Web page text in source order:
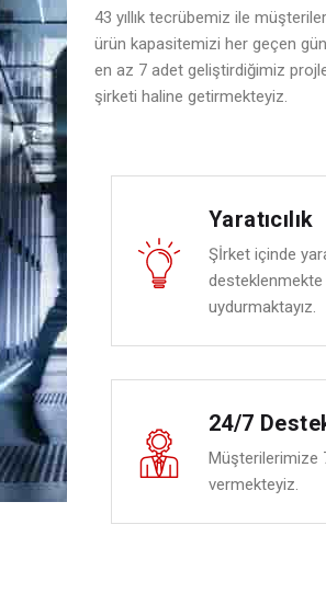
43 yıllık tecrübemiz ile
ürün kapasitemizi her geçen
en az 7 adet geliştirdiğimiz
şirketi haline getirmekteyiz.
Yaratıcılık
Şİrket içinde
uydurmaktayız.
24/7
Müşterilerimize
vermekteyiz.